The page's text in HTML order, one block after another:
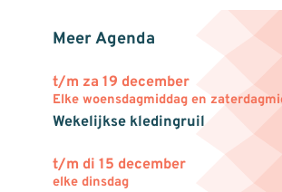
Meer Agenda
t/m za 19 december
Elke woensdagmiddag en
Wekelijkse kledingruil
t/m di 15 december
elke dinsdag